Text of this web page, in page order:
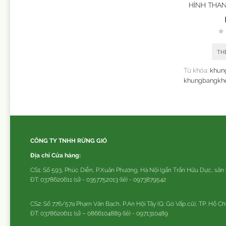
HÌNH
ứng in
Từ khóa:
CÔNG TY TNHH RỪNG GIÓ
Địa chỉ Cửa hàng:
CS1: Số 593, Phúc Diễn, P.Xuân Phương, Hà Nội (gần Trần Hữu Dực,
ĐT: 0378620611 (sỉ) - 0357752013 (lẻ) - 0973879542
CS2: Số 776/57a Phạm Văn Bạch, P.An Hội Tây (Q. Gò Vấp cũ), TP. Hồ
ĐT: 0378620611 (sỉ) – 0866104889 (lẻ) - 0971310489